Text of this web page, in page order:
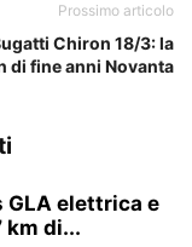
Prossimo articolo
Chiron 18/3: la
di fine anni Novanta
GLA elettrica e
km di...